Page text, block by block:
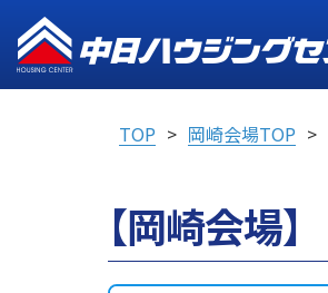
TOP 岡崎会場TOP
【岡崎会場】